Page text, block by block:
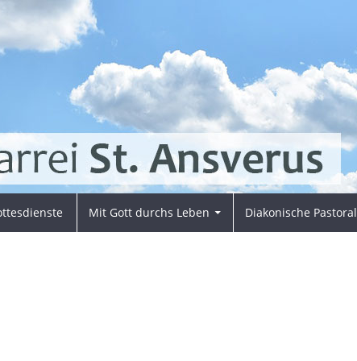
Mit Gott durchs Leben Diakonische Pastoral